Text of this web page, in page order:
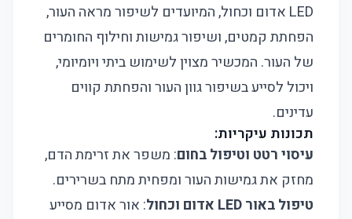
LED אדום וכחול, המיועדים לשיפור מראה העור,
הפחתת קמטים, ושיפור גמישות וחילוף החומרים
של העור. המכשיר מצוין לשימוש ביתי ויומיומי,
ויכול לסייע בשיפור גוון העור והפחתת קווים
עדינים.
תכונות עיקריות:
עיסוי רטט וטיפול בחום: משפר את זרימת הדם,
מחזק את גמישות העור ומפחית מתח בשרירים.
טיפול באור LED אדום וכחול
: אור אדום מסייע